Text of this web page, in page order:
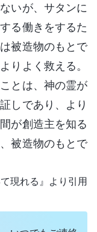
いが、サタンに
る働きをするた
被造物のもとで
りよく救える。
とは、神の霊が
しであり、より
が創造主を知る
被造物のもとで
現れる』より引用